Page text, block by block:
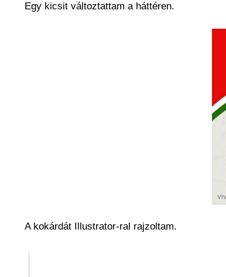
Egy kicsit változtattam a háttéren.
A kokárdát Illustrator-ral rajzoltam.